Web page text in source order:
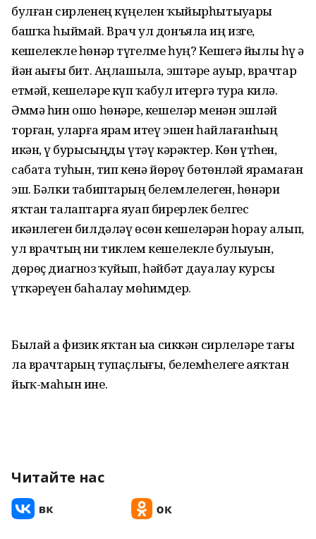
булған сирленең күңелен ҡыйырһытыуҙары
башҡа һыймай. Врач ул донъяла иң изге,
кешелекле һөнәр түгелме һуң? Кешегә йылы һүҙ ҙә
йән аҙығы бит. Аңлашыла, эштәре ауыр, врачтар
етмәй, кешеләрҙе күп ҡабул итергә тура килә.
Әммә һин ошо һөнәрҙе, кешеләр менән эшләй
торған, уларға ярҙам итеү эшен һайлағанһың
икән, үҙ бурысыңды үтәү кәрәктер. Көн үтһен,
сабата туҙһын, тип кенә йөрөү бөтөнләй ярамаған
эш. Бәлки табиптарҙың белемлелеген, һөнәри
яҡтан талаптарға яуап бирерлек белгес
икәнлеген билдәләү өсөн кешеләрҙән һорау алып,
ул врачтың ни тиклем кешелекле булыуын,
дөрөҫ диагноз ҡуйып, һәйбәт дауалау курсы
үткәреүен баһалау мөһимдер.
Былай ҙа физик яҡтан ыҙа сиккән сирлеләрҙе тағы
ла врачтарҙың тупаҫлығы, белемһеҙлеге аяҡтан
йыҡ-маһын ине.
Читайте нас